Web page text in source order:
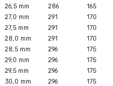
26,5 mm
286
165
27,0 mm
291
170
27,5 mm
291
170
28,0 mm
291
170
28,5 mm
296
175
29,0 mm
296
175
29,5 mm
296
175
30,0 mm
296
175